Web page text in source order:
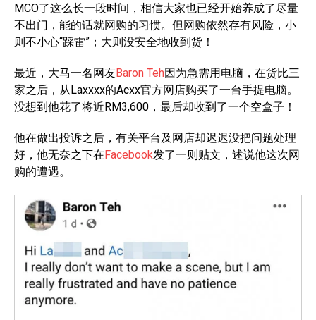
MCO了这么长一段时间，相信大家也已经开始养成了尽量
不出门，能的话就网购的习惯。但网购依然存有风险，小
则不小心“踩雷”；大则没安全地收到货！
最近，大马一名网友Baron Teh因为急需用电脑，在货比三
家之后，从Laxxxx的Acxx官方网店购买了一台手提电脑。
没想到他花了将近RM3,600，最后却收到了一个空盒子！
他在做出投诉之后，有关平台及网店却迟迟没把问题处理
好，他无奈之下在Facebook发了一则贴文，述说他这次网
购的遭遇。